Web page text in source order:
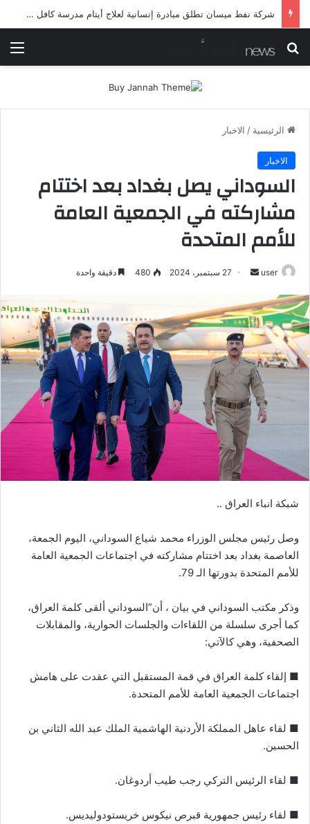
شرطة ميسان تلقي القبض على مطلقي العيارات النارية أثناء تشييع جنائزي في العمارة
بحث عن
الرئيسية / الاخبار
الاخبار
السوداني يصل بغداد بعد اختتام
مشاركته في الجمعية العامة
للأمم المتحدة
user
أرسل
إلكترونيا
27 سبتمبر، 2024 480 دقيقة واحدة
شبكة انباء العراق ..
وصل رئيس مجلس الوزراء محمد شياع السوداني، اليوم الجمعة،
العاصمة بغداد بعد اختتام مشاركته في اجتماعات الجمعية العامة
للأمم المتحدة بدورتها الـ 79.
وذكر مكتب السوداني في بيان ، أن”السوداني ألقى كلمة العراق،
كما أجرى سلسلة من اللقاءات والجلسات الحوارية، والمقابلات
الصحفية، وهي كالآتي:
■ إلقاء كلمة العراق في قمة المستقبل التي عقدت على هامش
اجتماعات الجمعية العامة للأمم المتحدة.
■ لقاء عاهل المملكة الأردنية الهاشمية الملك عبد الله الثاني بن
الحسين.
■ لقاء الرئيس التركي رجب طيب أردوغان.
■ لقاء رئيس جمهورية قبرص نيكوس خريستودوليديس.